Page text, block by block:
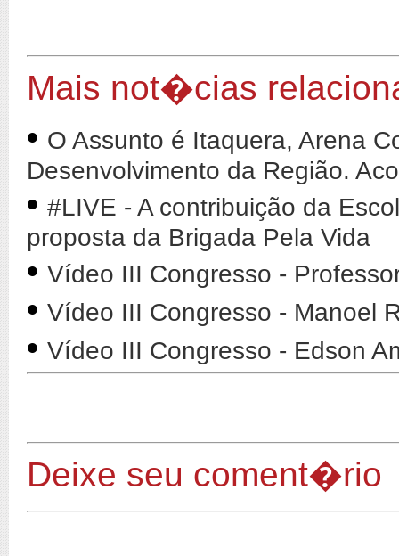
Mais not�cias
• O Assunto é Itaquera, Arena
Desenvolvimento da Região.
• #LIVE - A contribuição da
proposta da Brigada Pela Vida
• Vídeo III Congresso -
• Vídeo III Congresso - Manoel
• Vídeo III Congresso - Edson
Deixe seu coment�rio